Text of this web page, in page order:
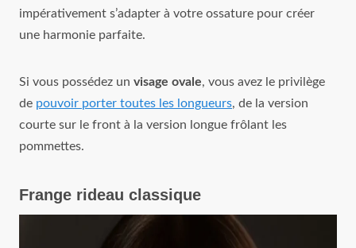
impérativement s’adapter à votre ossature pour créer
une harmonie parfaite.
Si vous possédez un visage ovale, vous avez le privilège
de pouvoir porter toutes les longueurs, de la version
courte sur le front à la version longue frôlant les
pommettes.
Frange rideau classique